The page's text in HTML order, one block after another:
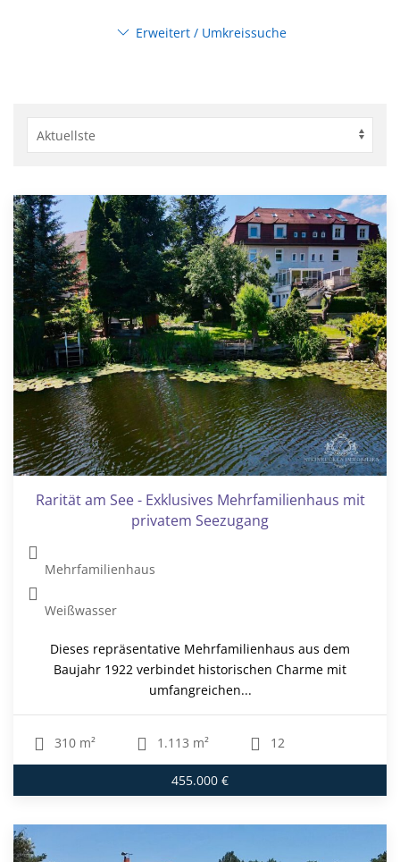
Erweitert / Umkreissuche
Rarität am See - Exklusives Mehrfamilienhaus mit
privatem Seezugang
Mehrfamilienhaus
Weißwasser
Dieses repräsentative Mehrfamilienhaus aus dem
Baujahr 1922 verbindet historischen Charme mit
umfangreichen...
310 m² 1.113 m² 12
455.000 €